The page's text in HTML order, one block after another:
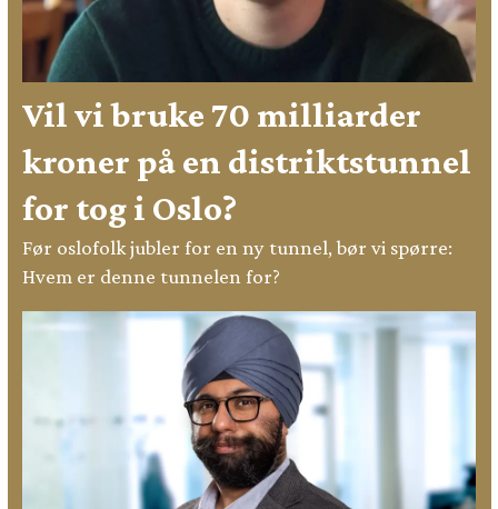
Vil vi bruke 70 milliarder
kroner på en distriktstunnel
for tog i Oslo?
Før oslofolk jubler for en ny tunnel, bør vi spørre:
Hvem er denne tunnelen for?